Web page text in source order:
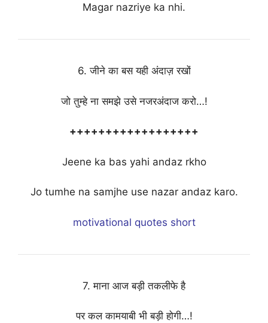
Magar nazriye ka nhi.
6. जीने का बस यही अंदाज़ रखों
जो तुम्हे ना समझे उसे नजरअंदाज करो…!
++++++++++++++++++
Jeene ka bas yahi andaz rkho
Jo tumhe na samjhe use nazar andaz karo.
motivational quotes short
7. माना आज बड़ी तकलीफे है
पर कल कामयाबी भी बड़ी होगी…!